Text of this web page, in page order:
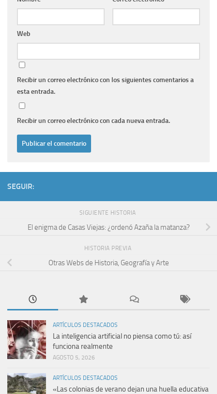
Web
Recibir un correo electrónico con los siguientes comentarios a
esta entrada.
Recibir un correo electrónico con cada nueva entrada.
SEGUIR:
SIGUIENTE HISTORIA
El enigma de Casas Viejas: ¿ordenó Azaña la matanza?
HISTORIA PREVIA
Otras Webs de Historia, Geografí­a y Arte
ARTÍCULOS DESTACADOS
La inteligencia artificial no piensa como tú: así
funciona realmente
AGOSTO 5, 2026
ARTÍCULOS DESTACADOS
«Las colonias de verano dejan una huella educativa